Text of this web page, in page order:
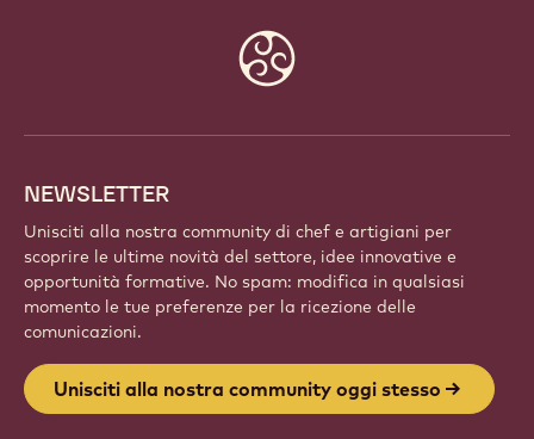
NEWSLETTER
Unisciti alla nostra community di chef e artigiani per
scoprire le ultime novità del settore, idee innovative e
opportunità formative. No spam: modifica in qualsiasi
momento le tue preferenze per la ricezione delle
comunicazioni.
Unisciti alla nostra community oggi stesso